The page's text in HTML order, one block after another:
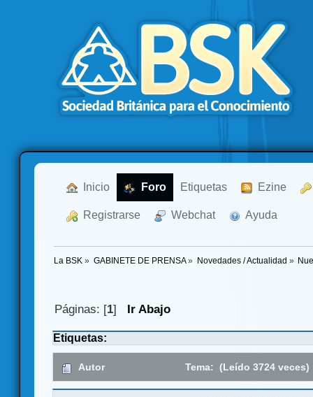
Inicio Foro Etiquetas Ezine
Registrarse Webchat Ayuda
La BSK » GABINETE DE PRENSA» Novedades / Actualidad »
Páginas: [1] Ir Abajo
Etiquetas:
Autor Tema: (Leído 3724 veces)